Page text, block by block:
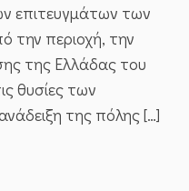
ΠΡΌΓΡΑΜΜΑ
ΕΚΔΗΛΏΣΕΩΝ
επιτευγμάτων των
την περιοχή, την
της Ελλάδας του
θυσίες των
της πόλης […]